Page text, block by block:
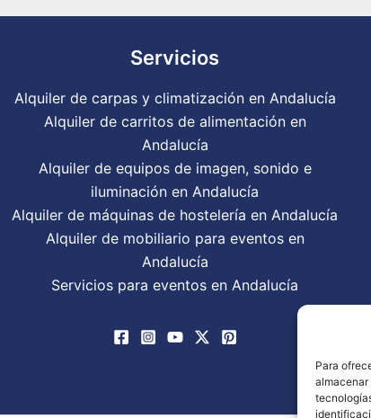
Para
Servicios
Alquiler de carpas y climatización en Andalucía
Alquiler de carritos de alimentación en
Andalucía
Alquiler de equipos de imagen, sonido e
iluminación en Andalucía
Alquiler de máquinas de hostelería en Andalucía
Alquiler de mobiliario para eventos en
Andalucía
Servicios para eventos en Andalucía